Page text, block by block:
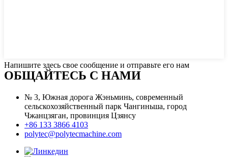
Напишите здесь свое сообщение и отправьте его нам
ОБЩАЙТЕСЬ С НАМИ
№ 3, Южная дорога Жэньминь, современный
сельскохозяйственный парк Чангиньша, город
Чжанцзяган, провинция Цзянсу
+86 133 3866 4103
polytec@polytecmachine.com